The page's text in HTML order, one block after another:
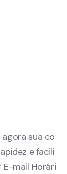
agora sua co
e facili
E-mail Horári